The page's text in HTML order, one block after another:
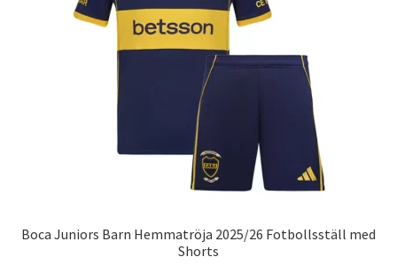
Boca Juniors Barn Hemmatröja 2025/26 Fotbollsställ med
Shorts